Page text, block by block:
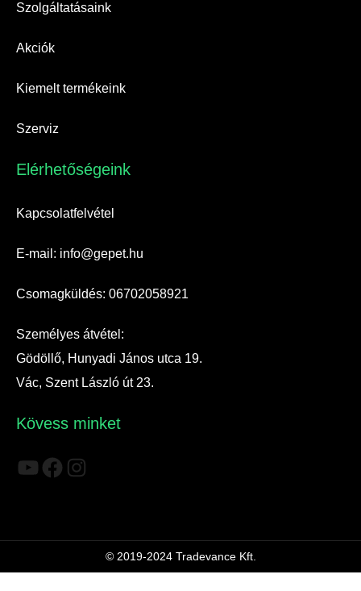
Szolgáltatásaink
Akciók
Kiemelt termékeink
Szerviz
Elérhetőségeink​
Kapcsolatfelvétel
E-mail: info@gepet.hu
Csomagküldés: 06702058921
Személyes átvétel:
Gödöllő, Hunyadi János utca 19.
Vác, Szent László út 23.
Kövess minket
YouTube
Facebook
Instagram
© 2019-2024 Tradevance Kft.